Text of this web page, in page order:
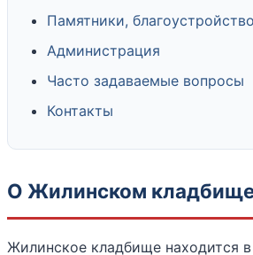
Памятники,
Администрация
Часто задаваемые вопросы
Контакты
О Жилинском
Жилинское кладбище находится